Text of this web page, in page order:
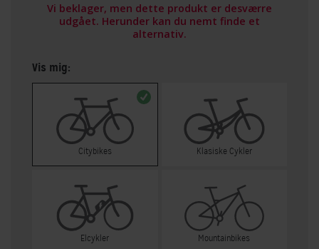
Vi beklager, men dette produkt er desværre
udgået. Herunder kan du nemt finde et
alternativ.
Vis mig:
Citybikes Klasiske Cykler
Elcykler Mountainbikes